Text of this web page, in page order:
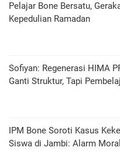
Pelajar Bone Bersatu,
Kepedulian Ramadan
Sofiyan: Regenerasi HIMA
Ganti Struktur, Tapi
IPM Bone Soroti Kasus
Siswa di Jambi: Alarm